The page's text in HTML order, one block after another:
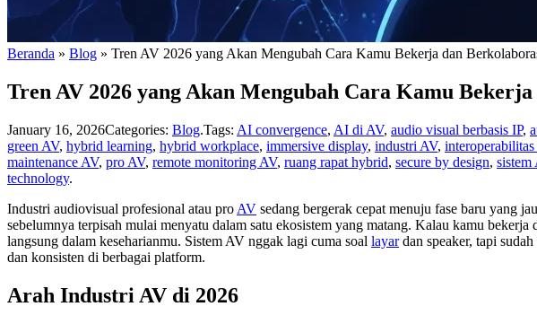
Beranda » Blog » Tren AV 2026 yang Akan Mengubah Cara Kamu Bekerja dan
Tren AV 2026 yang Akan Mengubah Cara Kamu
January 16, 2026Categories: Blog.Tags: AI convergence, AI di AV, audio visual berbasis IP,
green AV, hybrid learning, hybrid workplace, immersive display, industri AV,
maintenance AV, pro AV, remote monitoring AV, ruang rapat hybrid, secure by design, sistem
technology.
Industri audiovisual profesional atau pro AV sedang bergerak cepat menuju fase baru yang
sebelumnya terpisah mulai menyatu dalam satu ekosistem yang matang. Kalau kamu
langsung dalam keseharianmu. Sistem AV nggak lagi cuma soal layardan speaker, tapi
dan konsisten di berbagai platform.
Arah Industri AV di 2026